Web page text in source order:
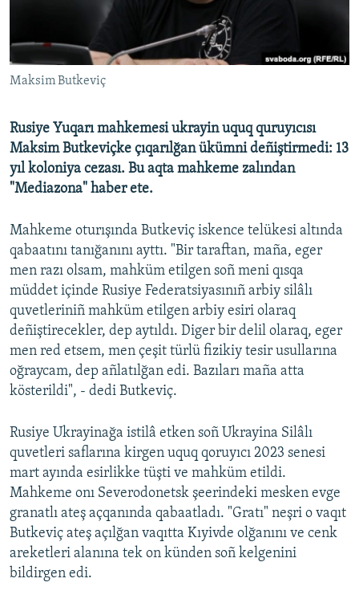
Українською
QOŞULIÑIZ!
RFE/RS bütün saytları
Maksim Butkeviç
Rusiye Yuqarı mahkemesi ukrayin uquq quruyıcısı
Maksim Butkeviçke çıqarılğan ükümni deñiştirmedi: 13
yıl koloniya cezası. Bu aqta mahkeme zalından
"Mediazona" haber ete.
Mahkeme oturışında Butkeviç iskence telükesi altında
qabaatını tanığanını ayttı. "Bir taraftan, maña, eger
men razı olsam, mahküm etilgen soñ meni qısqa
müddet içinde Rusiye Federatsiyasınıñ arbiy silâlı
quvetleriniñ mahküm etilgen arbiy esiri olaraq
deñiştirecekler, dep aytıldı. Diger bir delil olaraq, eger
men red etsem, men çeşit türlü fizikiy tesir usullarına
oğraycam, dep añlatılğan edi. Bazıları maña atta
kösterildi", - dedi Butkeviç.
Rusiye Ukrayinağa istilâ etken soñ Ukrayina Silâlı
quvetleri saflarına kirgen uquq qoruyıcı 2023 senesi
mart ayında esirlikke tüşti ve mahküm etildi.
Mahkeme onı Severodonetsk şeerindeki mesken evge
granatlı ateş açqanında qabaatladı. "Gratı" neşri o vaqıt
Butkeviç ateş açılğan vaqıtta Kıyivde olğanını ve cenk
areketleri alanına tek on künden soñ kelgenini
bildirgen edi.